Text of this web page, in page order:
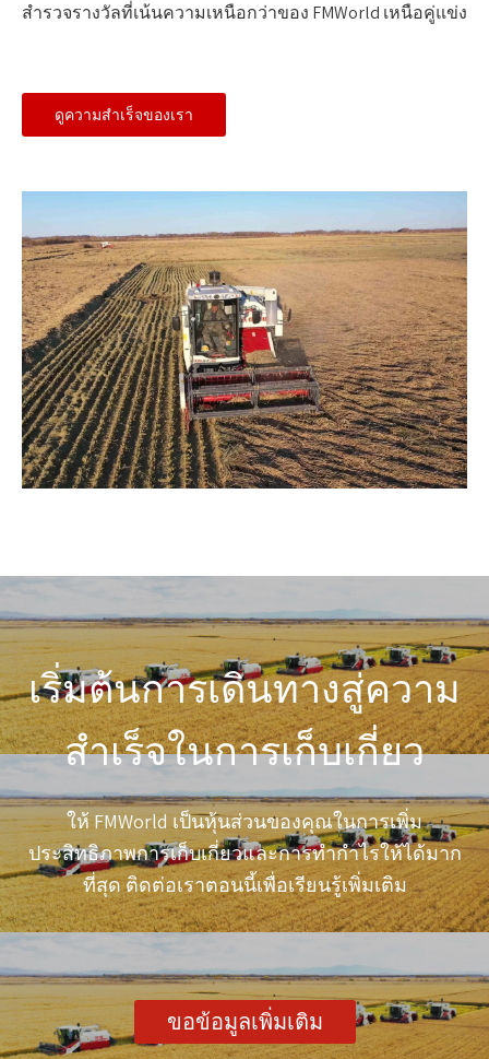
สำรวจรางวัลที่เน้นความเหนือกว่าของ FMWorld เหนือคู่แข่ง
ดูความสำเร็จของเรา
เริ่มต้นการเดินทางสู่ความ
สำเร็จในการเก็บเกี่ยว
ให้ FMWorld เป็นหุ้นส่วนของคุณในการเพิ่ม
ประสิทธิภาพการเก็บเกี่ยวและการทำกำไรให้ได้มาก
ที่สุด ติดต่อเราตอนนี้เพื่อเรียนรู้เพิ่มเติม
ขอข้อมูลเพิ่มเติม